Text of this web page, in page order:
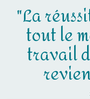
"La
tout le
travail